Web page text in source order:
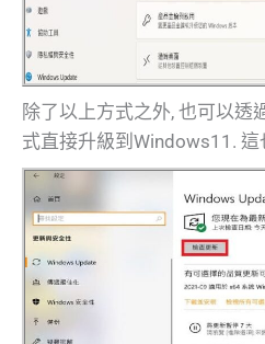
除了以上方式之外, 也可以透
式直接升級到Windows11.